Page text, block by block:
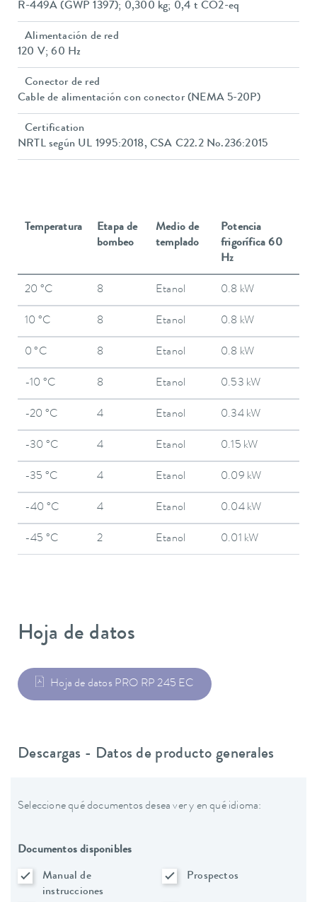
R-449A (GWP 1397); 0,300 kg; 0,4 t CO2-eq
Alimentación de red
120 V; 60 Hz
Conector de red
Cable de alimentación con conector (NEMA 5-20P)
Certification
NRTL según UL 1995:2018, CSA C22.2 No.236:2015
Temperatura
Etapa de
bombeo
Medio de
templado
Potencia
frigorífica 60
Hz
20 °C 8 Etanol 0.8 kW
10 °C 8 Etanol 0.8 kW
0 °C 8 Etanol 0.8 kW
-10 °C 8 Etanol 0.53 kW
-20 °C 4 Etanol 0.34 kW
-30 °C 4 Etanol 0.15 kW
-35 °C 4 Etanol 0.09 kW
-40 °C 4 Etanol 0.04 kW
-45 °C 2 Etanol 0.01 kW
Hoja de datos
Hoja de datos PRO RP 245 EC
Descargas - Datos de producto generales
Seleccione qué documentos desea ver y en qué idioma:
Documentos disponibles
Manual de
instrucciones
Prospectos